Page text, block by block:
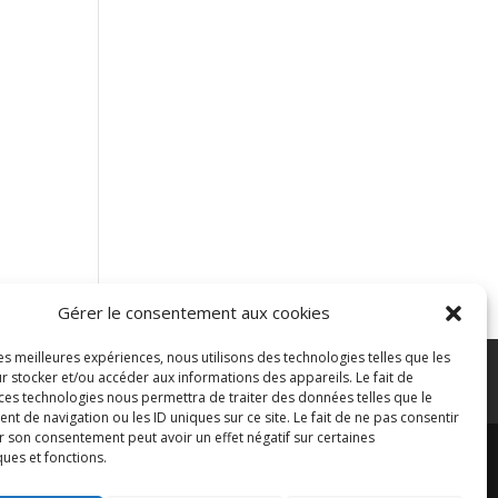
Gérer le consentement aux cookies
meilleures expériences, nous utilisons des technologies telles que les
stocker et/ou accéder aux informations des appareils. Le fait de
technologies nous permettra de traiter des données telles que le
de navigation ou les ID uniques sur ce site. Le fait de ne pas consentir
son consentement peut avoir un effet négatif sur certaines
et fonctions.
Blog